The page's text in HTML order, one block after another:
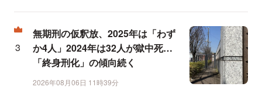
無期刑の仮釈放、2025年は「わず
か4人」2024年は32人が獄中死…
「終身刑化」の傾向続く
2026年08月06日 11時39分